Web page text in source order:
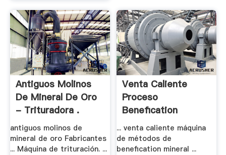
Antiguos Molinos
De Mineral De Oro
- Trituradora .
antiguos molinos de
mineral de oro Fabricantes
... Máquina de trituración. ...
Venta Caliente
Proceso
Benefication
Mineral .
... venta caliente máquina
de métodos de
benefication mineral ...